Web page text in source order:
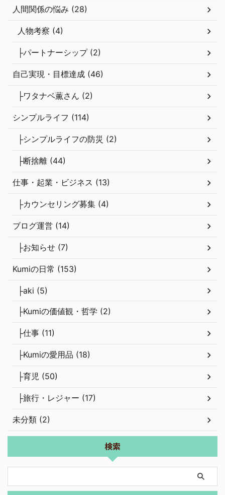
人間関係の悩み (28)
人物考察 (4)
├パートナーシップ (2)
自己実現・目標達成 (46)
├ワタナベ薫さん (2)
シンプルライフ (114)
├シンプルライフの防災 (2)
├断捨離 (44)
仕事・起業・ビジネス (13)
├カウンセリング募集 (4)
ブログ運営 (14)
├お知らせ (7)
Kumiの日常 (153)
├aki (5)
├Kumiの価値観・哲学 (2)
├仕事 (11)
├Kumiの愛用品 (18)
├育児 (50)
├旅行・レジャー (17)
未分類 (2)
検索